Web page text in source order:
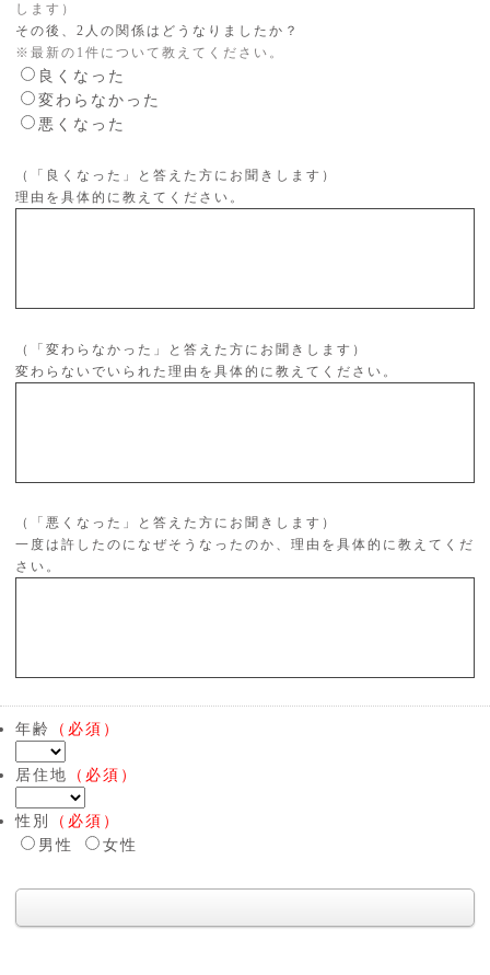
します）
その後、2人の関係はどうなりましたか？
※最新の1件について教えてください。
良くなった
変わらなかった
悪くなった
（「良くなった」と答えた方にお聞きします）
理由を具体的に教えてください。
（「変わらなかった」と答えた方にお聞きします）
変わらないでいられた理由を具体的に教えてください。
（「悪くなった」と答えた方にお聞きします）
一度は許したのになぜそうなったのか、理由を具体的に教えてくだ
さい。
年齢 （必須）
居住地 （必須）
性別
（必須）
男性
女性